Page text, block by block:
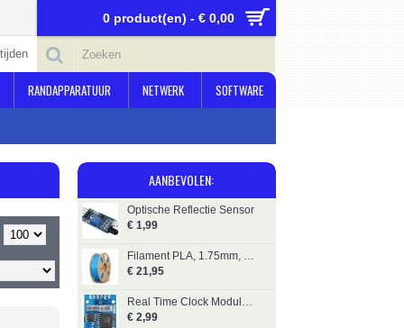
0 product(en) - € 0,00
RANDAPPARATUUR NETWERK SOFTWARE
AANBEVOLEN:
Optische Reflectie Sensor
€ 1,99
Filament PLA, 1.75mm, 1kg, Galaxy-Blauw, Gembird
€ 21,95
Real Time Clock Module DS3231
€ 2,99